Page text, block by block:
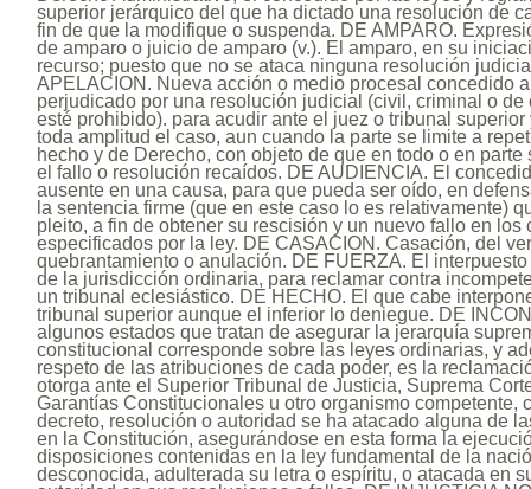
superior jerárquico del que ha dictado una resolución de
fin de que la modifique o suspenda. DE AMPARO.
de amparo o juicio de amparo (v.). El amparo, en su
recurso; puesto que no se ataca ninguna resolución
APELACION. Nueva acción o medio procesal concedido
perjudicado por una resolución judicial (civil, criminal o
esté prohibido). para acudir ante el juez o tribunal
toda amplitud el caso, aun cuando la parte se limite a
hecho y de Derecho, con objeto de que en todo o en
el fallo o resolución recaídos. DE AUDIENCIA. El
ausente en una causa, para que pueda ser oído, en
la sentencia firme (que en este caso lo es relativamente)
pleito, a fin de obtener su rescisión y un nuevo fallo en los
especificados por la ley. DE CASACION. Casación, del
quebrantamiento o anulación. DE FUERZA. El
de la jurisdicción ordinaria, para reclamar contra
un tribunal eclesiástico. DE HECHO. El que cabe
tribunal superior aunque el inferior lo deniegue. DE
algunos estados que tratan de asegurar la jerarquía
constitucional corresponde sobre las leyes ordinarias, y
respeto de las atribuciones de cada poder, es la
otorga ante el Superior Tribunal de Justicia, Suprema
Garantías Constitucionales u otro organismo competente,
decreto, resolución o autoridad se ha atacado alguna de
en la Constitución, asegurándose en esta forma la
disposiciones contenidas en la ley fundamental de la
desconocida, adulterada su letra o espíritu, o atacada en